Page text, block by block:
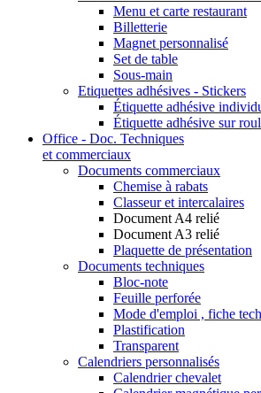
Menu et carte restaurant
Billetterie
Magnet personnalisé
Set de table
Sous-main
Etiquettes adhésives - Stickers
Étiquette adhésive
Étiquette adhésive sur
Office - Doc. Techniques
et commerciaux
Documents commerciaux
Chemise à rabats
Classeur et intercalaires
Document A4 relié
Document A3 relié
Plaquette de présentation
Documents techniques
Bloc-note
Feuille perforée
Mode d'emploi , fiche
Plastification
Transparent
Calendriers personnalisés
Calendrier chevalet